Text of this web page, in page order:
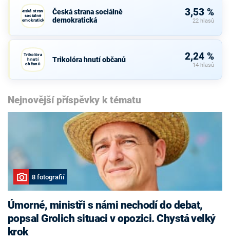
Česká strana
sociálně
demokratická
Česká strana sociálně
demokratická
3,53 %
22 hlasů
Trikolóra
hnutí
občanů
Trikolóra hnutí občanů 2,24 %
14 hlasů
Nejnovější příspěvky k tématu
8 fotografií
Úmorné, ministři s námi nechodí do debat,
popsal Grolich situaci v opozici. Chystá velký
krok